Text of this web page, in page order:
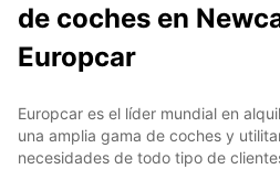
de coches en
Europcar
Europcar es el líder mundial en
una amplia gama de coches y
necesidades de todo tipo de